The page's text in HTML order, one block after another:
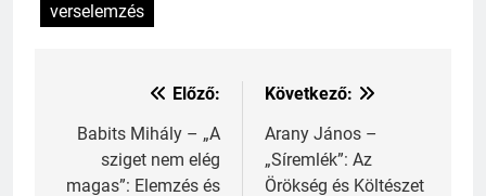
verselemzés
Bejegyzés
navigáció
Előző:
Babits Mihály – „A
sziget nem elég
magas”: Elemzés és
Következő:
Arany János –
„Síremlék”: Az
Örökség és Költészet
KIK VOLTAK?
TÖRTÉNELEM ÉRDEKESSÉGEK